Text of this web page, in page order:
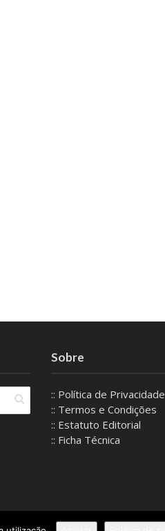
Sobre
:: Política de Privacidade
:: Termos e Condições
:: Estatuto Editorial
:: Ficha Técnica